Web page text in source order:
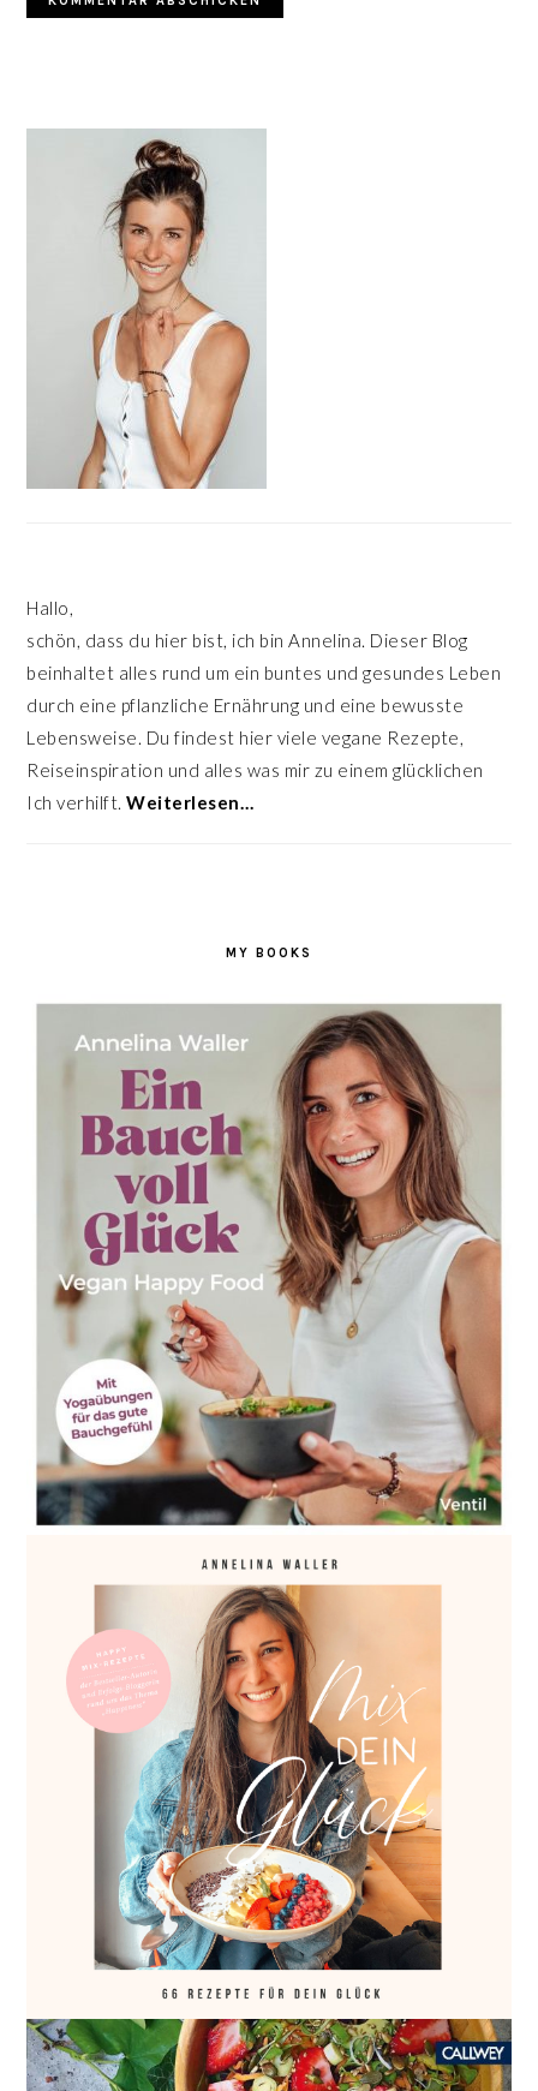
SIDEBAR
Hallo,
schön, dass du hier bist, ich bin Annelina. Dieser Blog
beinhaltet alles rund um ein buntes und gesundes Leben
durch eine pflanzliche Ernährung und eine bewusste
Lebensweise. Du findest hier viele vegane Rezepte,
Reiseinspiration und alles was mir zu einem glücklichen
Ich verhilft.Weiterlesen…
MY BOOKS